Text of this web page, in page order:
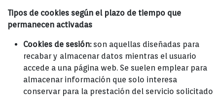
Tipos de cookies según el plazo de tiempo que
permanecen activadas
Cookies de sesión:son aquellas diseñadas para
recabar y almacenar datos mientras el usuario
accede a una página web. Se suelen emplear para
almacenar información que solo interesa
conservar para la prestación del servicio solicitado